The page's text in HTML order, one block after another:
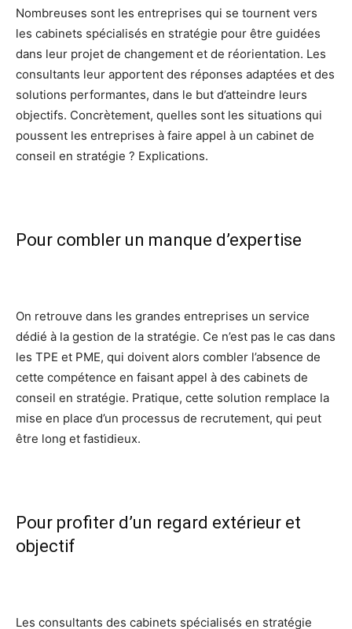
Nombreuses sont les entreprises qui se tournent vers
les cabinets spécialisés en stratégie pour être guidées
dans leur projet de changement et de réorientation. Les
consultants leur apportent des réponses adaptées et des
solutions performantes, dans le but d’atteindre leurs
objectifs. Concrètement, quelles sont les situations qui
poussent les entreprises à faire appel à un cabinet de
conseil en stratégie ? Explications.
Pour combler un manque d’expertise
On retrouve dans les grandes entreprises un service
dédié à la gestion de la stratégie. Ce n’est pas le cas dans
les TPE et PME, qui doivent alors combler l’absence de
cette compétence en faisant appel à des cabinets de
conseil en stratégie. Pratique, cette solution remplace la
mise en place d’un processus de recrutement, qui peut
être long et fastidieux.
Pour profiter d’un regard extérieur et
objectif
Les consultants des cabinets spécialisés en stratégie